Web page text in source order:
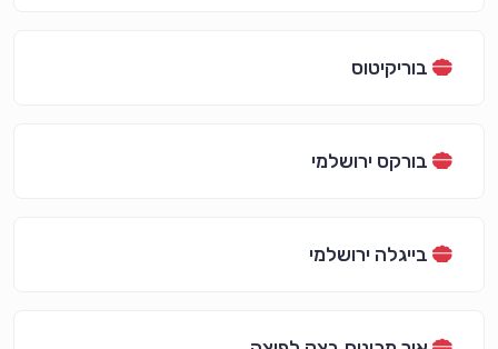
בוריקיטוס
בורקס ירושלמי
בייגלה ירושלמי